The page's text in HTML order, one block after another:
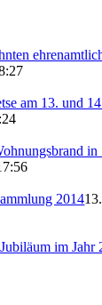
am 13. und
in
2014
im Jahr